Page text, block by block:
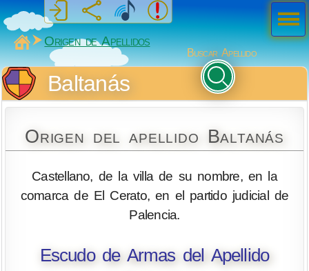
MiSabueso
Origen de Apellidos
Buscar Apellido
Baltanás
Origen del apellido Baltanás
Castellano, de la villa de su nombre, en la
comarca de El Cerato, en el partido judicial de
Palencia.
Escudo de Armas del Apellido
Men
ú